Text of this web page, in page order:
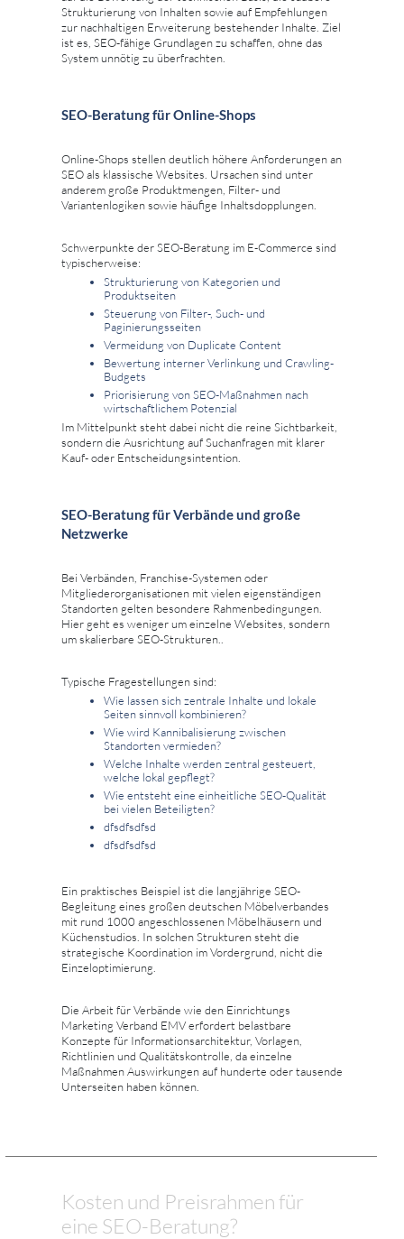
Strukturierung von Inhalten sowie auf Empfehlungen
zur nachhaltigen Erweiterung bestehender Inhalte. Ziel
ist es, SEO-fähige Grundlagen zu schaffen, ohne das
System unnötig zu überfrachten.
SEO-Beratung für Online-Shops
Online-Shops stellen deutlich höhere Anforderungen an
SEO als klassische Websites. Ursachen sind unter
anderem große Produktmengen, Filter- und
Variantenlogiken sowie häufige Inhaltsdopplungen.
Schwerpunkte der SEO-Beratung im E-Commerce sind
typischerweise:
Strukturierung von Kategorien und
Produktseiten
Steuerung von Filter-, Such- und
Paginierungsseiten
Vermeidung von Duplicate Content
Bewertung interner Verlinkung und Crawling-
Budgets
Priorisierung von SEO-Maßnahmen nach
wirtschaftlichem Potenzial
Im Mittelpunkt steht dabei nicht die reine Sichtbarkeit,
sondern die Ausrichtung auf Suchanfragen mit klarer
Kauf- oder Entscheidungsintention.
SEO-Beratung für Verbände und große
Netzwerke
Bei Verbänden, Franchise-Systemen oder
Mitgliederorganisationen mit vielen eigenständigen
Standorten gelten besondere Rahmenbedingungen.
Hier geht es weniger um einzelne Websites, sondern
um skalierbare SEO-Strukturen..
Typische Fragestellungen sind:
Wie lassen sich zentrale Inhalte und lokale
Seiten sinnvoll kombinieren?
Wie wird Kannibalisierung zwischen
Standorten vermieden?
Welche Inhalte werden zentral gesteuert,
welche lokal gepflegt?
Wie entsteht eine einheitliche SEO-Qualität
bei vielen Beteiligten?
dfsdfsdfsd
dfsdfsdfsd
Ein praktisches Beispiel ist die langjährige SEO-
Begleitung eines großen deutschen Möbelverbandes
mit rund 1000 angeschlossenen Möbelhäusern und
Küchenstudios. In solchen Strukturen steht die
strategische Koordination im Vordergrund, nicht die
Einzeloptimierung.
Die Arbeit für Verbände wie den Einrichtungs
Marketing Verband EMV erfordert belastbare
Konzepte für Informationsarchitektur, Vorlagen,
Richtlinien und Qualitätskontrolle, da einzelne
Maßnahmen Auswirkungen auf hunderte oder tausende
Unterseiten haben können.
Kosten und Preisrahmen für
eine SEO-Beratung?